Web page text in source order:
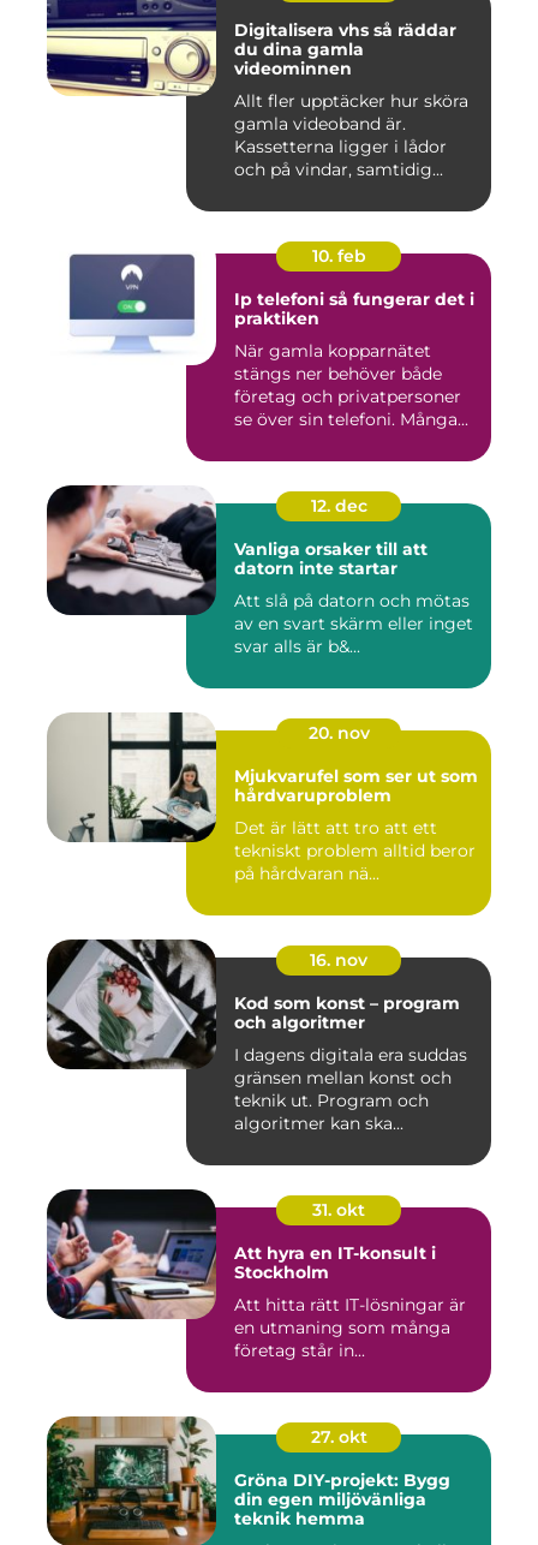
Digitalisera vhs så räddar
du dina gamla
videominnen
Allt fler upptäcker hur sköra
gamla videoband är.
Kassetterna ligger i lådor
och på vindar, samtidig...
10. feb
Ip telefoni så fungerar det i
praktiken
När gamla kopparnätet
stängs ner behöver både
företag och privatpersoner
se över sin telefoni. Många...
12. dec
Vanliga orsaker till att
datorn inte startar
Att slå på datorn och mötas
av en svart skärm eller inget
svar alls är b&...
20. nov
Mjukvarufel som ser ut som
hårdvaruproblem
Det är lätt att tro att ett
tekniskt problem alltid beror
på hårdvaran nä...
16. nov
Kod som konst – program
och algoritmer
I dagens digitala era suddas
gränsen mellan konst och
teknik ut. Program och
algoritmer kan ska...
31. okt
Att hyra en IT-konsult i
Stockholm
Att hitta rätt IT-lösningar är
en utmaning som många
företag står in...
27. okt
Gröna DIY-projekt: Bygg
din egen miljövänliga
teknik hemma